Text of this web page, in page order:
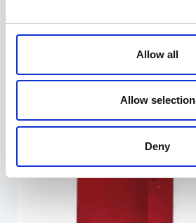
Allow all
Allow selection
Deny